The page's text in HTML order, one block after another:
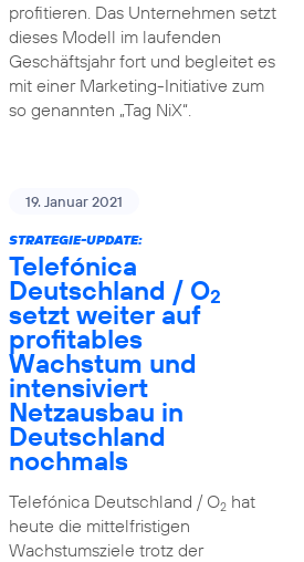
profitieren. Das Unternehmen setzt
dieses Modell im laufenden
Geschäftsjahr fort und begleitet es
mit einer Marketing-Initiative zum
so genannten „Tag NiX“.
19. Januar 2021
STRATEGIE-UPDATE:
Telefónica
Deutschland / O2
setzt weiter auf
profitables
Wachstum und
intensiviert
Netzausbau in
Deutschland
nochmals
Telefónica Deutschland / O2hat
heute die mittelfristigen
Wachstumsziele trotz der